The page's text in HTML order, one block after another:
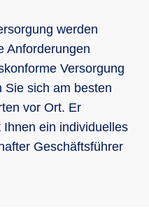
versteuert
individuell
und Kinder
gesamten
bei der GmbH
Tätigkeit! Denn
(vgl. § 43
GenG) ist eine
wehr
effektiv ab
werden
Anforderungen
Versorgung
Sie sich am besten
vor Ort. Er
ein individuelles
Geschäftsführer